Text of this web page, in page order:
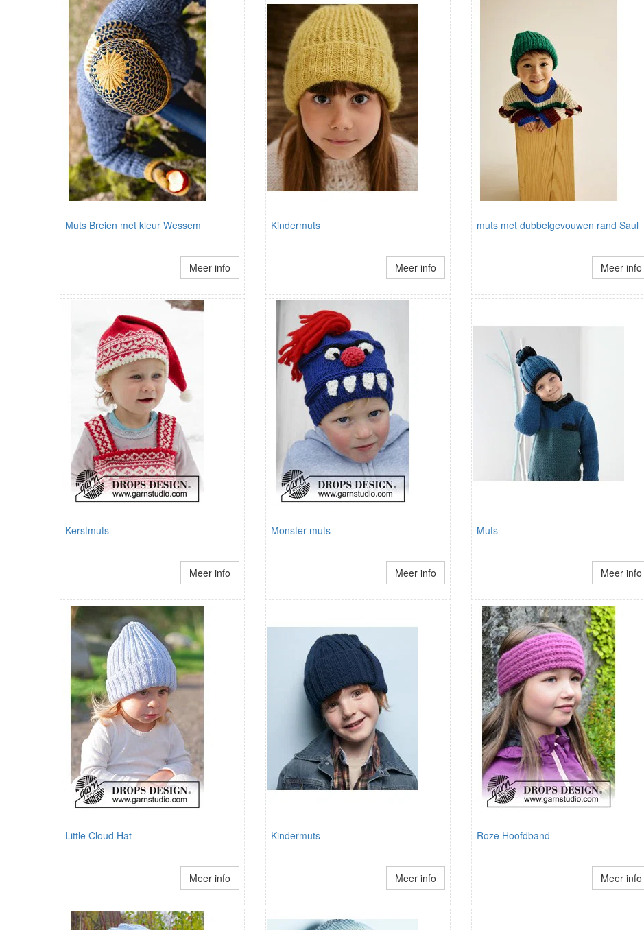
Muts Breien met kleur Wessem
Meer info
Kindermuts
Meer info
muts met dubbelgevouwen rand Saul
Meer info
Kerstmuts
Meer info
Monster muts
Meer info
Muts
Meer info
Little Cloud Hat
Meer info
Kindermuts
Meer info
Roze Hoofdband
Meer info